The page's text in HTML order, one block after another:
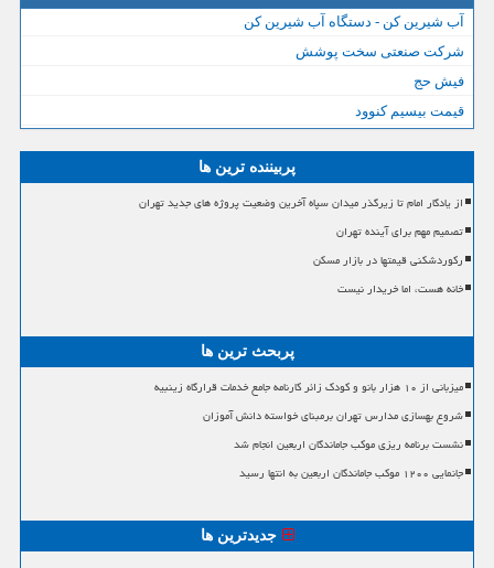
آب شیرین کن - دستگاه آب شیرین کن
شرکت صنعتی سخت پوشش
فیش حج
قیمت بیسیم کنوود
پربیننده ترین ها
از یادگار امام تا زیرگذر میدان سپاه آخرین وضعیت پروژه های جدید تهران
تصمیم مهم برای آینده تهران
رکوردشکنی قیمتها در بازار مسکن
خانه هست، اما خریدار نیست
پربحث ترین ها
میزبانی از ۱۰ هزار بانو و کودک زائر کارنامه جامع خدمات قرارگاه زینبیه
شروع بهسازی مدارس تهران برمبنای خواسته دانش آموزان
نشست برنامه ریزی موکب جاماندگان اربعین انجام شد
جانمایی ۱۲۰۰ موکب جاماندگان اربعین به انتها رسید
جدیدترین ها